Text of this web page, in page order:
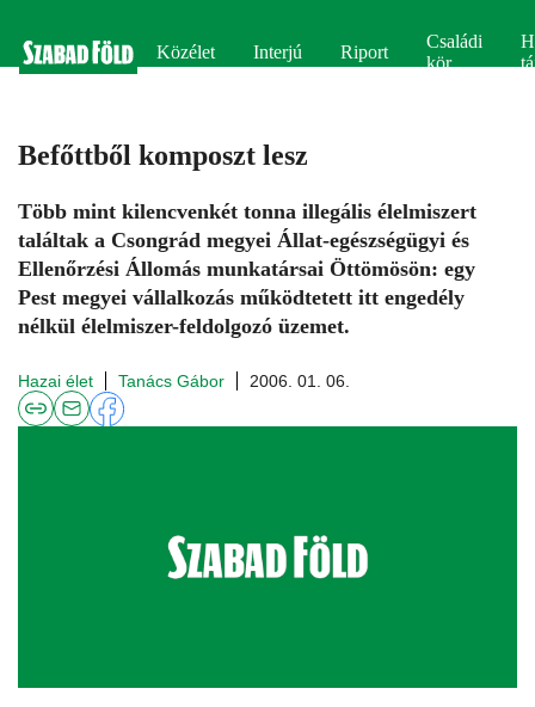
Közélet Interjú Riport
Családi
kör
Befőttből komposzt lesz
Több mint kilencvenkét tonna illegális élelmiszert
találtak a Csongrád megyei Állat-egészségügyi és
Ellenőrzési Állomás munkatársai Öttömösön: egy
Pest megyei vállalkozás működtetett itt engedély
nélkül élelmiszer-feldolgozó üzemet.
Hazai élet Tanács Gábor 2006. 01. 06.